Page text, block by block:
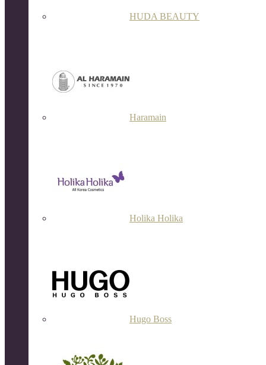
HUDA BEAUTY
Haramain
Holika Holika
Hugo Boss